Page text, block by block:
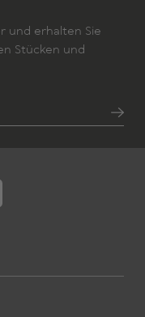
und erhalten Sie
Stücken und